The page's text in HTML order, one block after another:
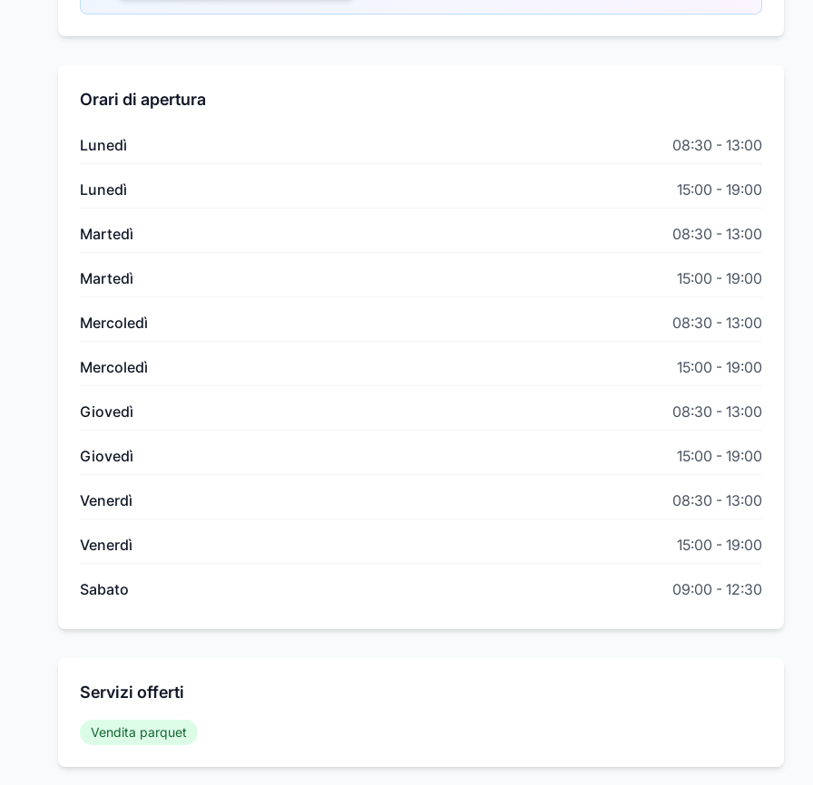
Orari di apertura
Lunedì 08:30 - 13:00
Lunedì 15:00 - 19:00
Martedì 08:30 - 13:00
Martedì 15:00 - 19:00
Mercoledì 08:30 - 13:00
Mercoledì 15:00 - 19:00
Giovedì 08:30 - 13:00
Giovedì 15:00 - 19:00
Venerdì 08:30 - 13:00
Venerdì 15:00 - 19:00
Sabato 09:00 - 12:30
Servizi offerti
Vendita parquet